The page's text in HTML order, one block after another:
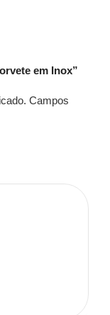
em Inox”
Campos